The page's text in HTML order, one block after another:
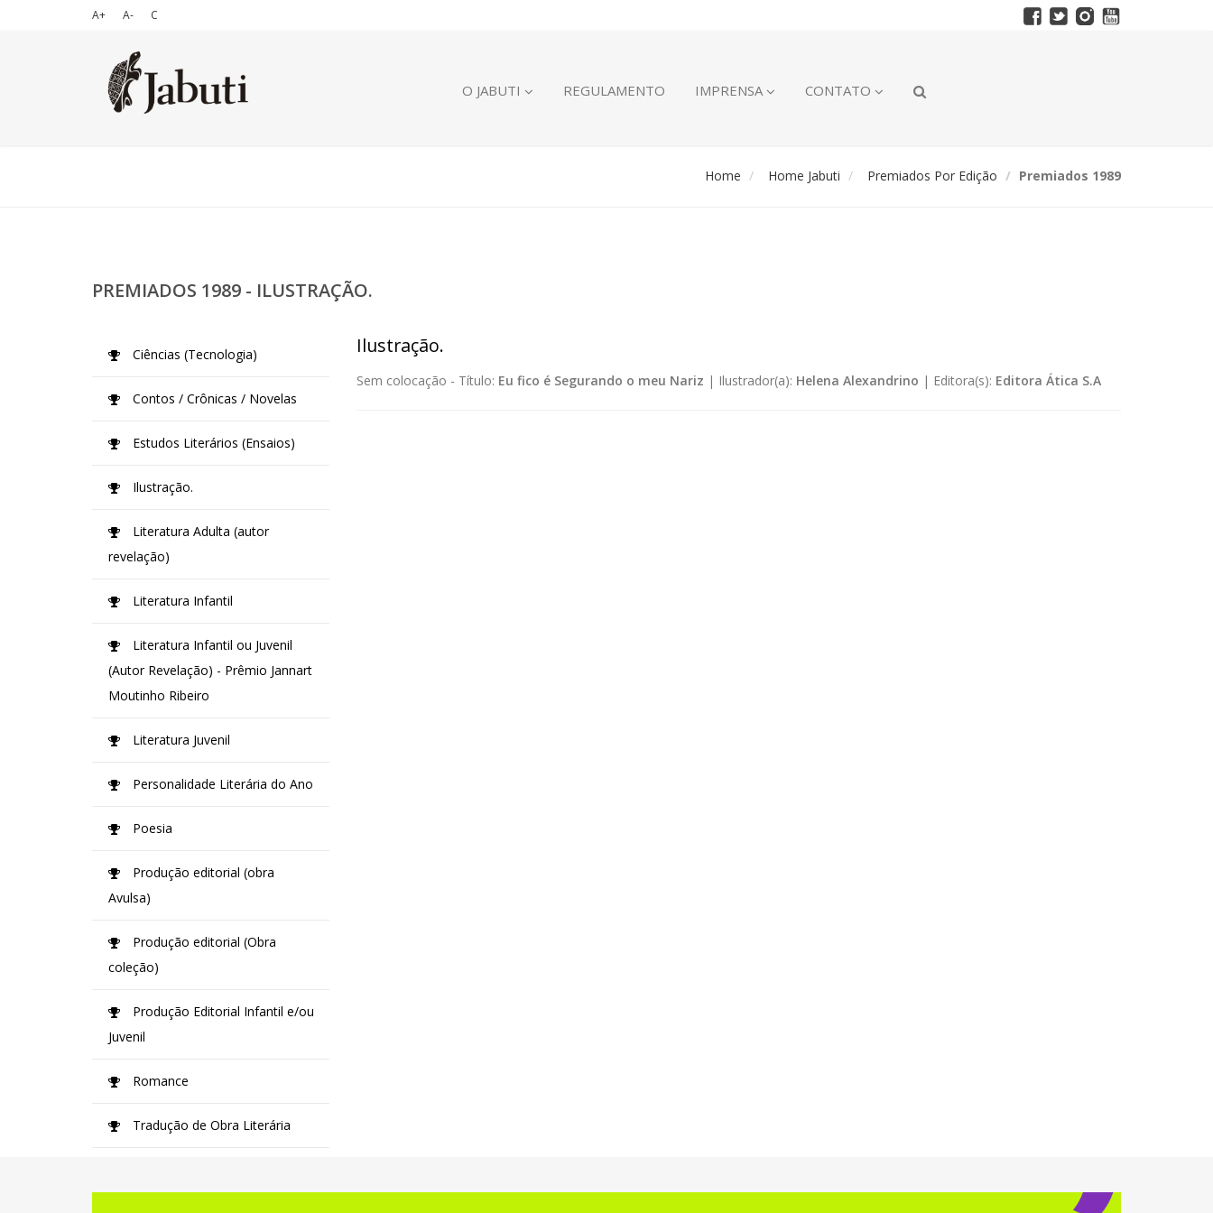
A+ A- C
O JABUTI REGULAMENTO IMPRENSA CONTATO
Home Home Jabuti Premiados Por Edição Premiados 1989
PREMIADOS 1989 - ILUSTRAÇÃO.
Ilustração.
Sem colocação - Título: Eu fico é Segurando o meu Nariz | Ilustrador(a): Helena Alexandrino | Editora(s): Editora Ática S.A
Ciências (Tecnologia)
Contos / Crônicas / Novelas
Estudos Literários (Ensaios)
Ilustração.
Literatura Adulta (autor
revelação)
Literatura Infantil
Literatura Infantil ou Juvenil
(Autor Revelação) - Prêmio Jannart
Moutinho Ribeiro
Literatura Juvenil
Personalidade Literária do Ano
Poesia
Produção editorial (obra
Avulsa)
Produção editorial (Obra
coleção)
Produção Editorial Infantil e/ou
Juvenil
Romance
Tradução de Obra Literária